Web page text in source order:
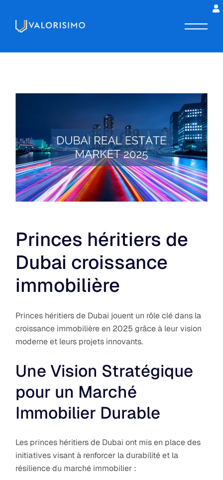
Princes héritiers de
Dubai croissance
immobilière
Princes héritiers de Dubai jouent un rôle clé dans la
croissance immobilière en 2025 grâce à leur vision
moderne et leurs projets innovants.
Une Vision Stratégique
pour un Marché
Immobilier Durable
Les princes héritiers de Dubai ont mis en place des
initiatives visant à renforcer la durabilité et la
résilience du marché immobilier :